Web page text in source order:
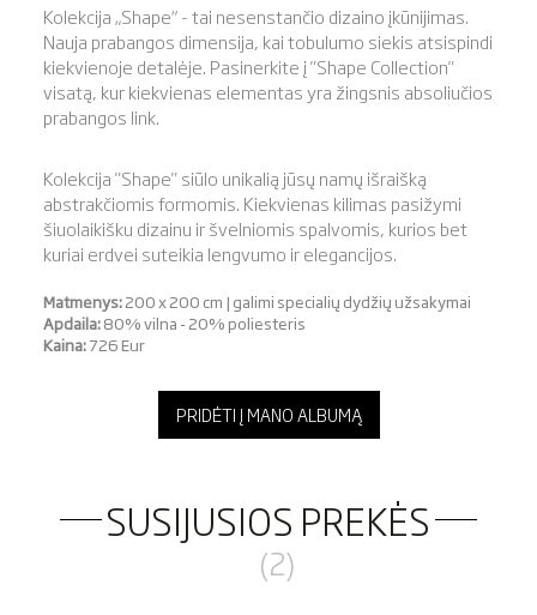
Kolekcija „Shape“ - tai nesenstančio dizaino įkūnijimas.
Nauja prabangos dimensija, kai tobulumo siekis atsispindi
kiekvienoje detalėje. Pasinerkite į "Shape Collection"
visatą, kur kiekvienas elementas yra žingsnis absoliučios
prabangos link.
Kolekcija "Shape" siūlo unikalią jūsų namų išraišką
abstrakčiomis formomis. Kiekvienas kilimas pasižymi
šiuolaikišku dizainu ir švelniomis spalvomis, kurios bet
kuriai erdvei suteikia lengvumo ir elegancijos.
Matmenys:200 x 200 cm | galimi specialių dydžių užsakymai
Apdaila:80% vilna - 20% poliesteris
Kaina:726 Eur
PRIDĖTI Į MANO ALBUMĄ
SUSIJUSIOS PREKĖS
(2)